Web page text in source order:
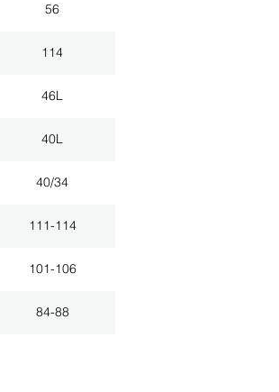
56
114
46L
40L
40/34
111-114
101-106
84-88